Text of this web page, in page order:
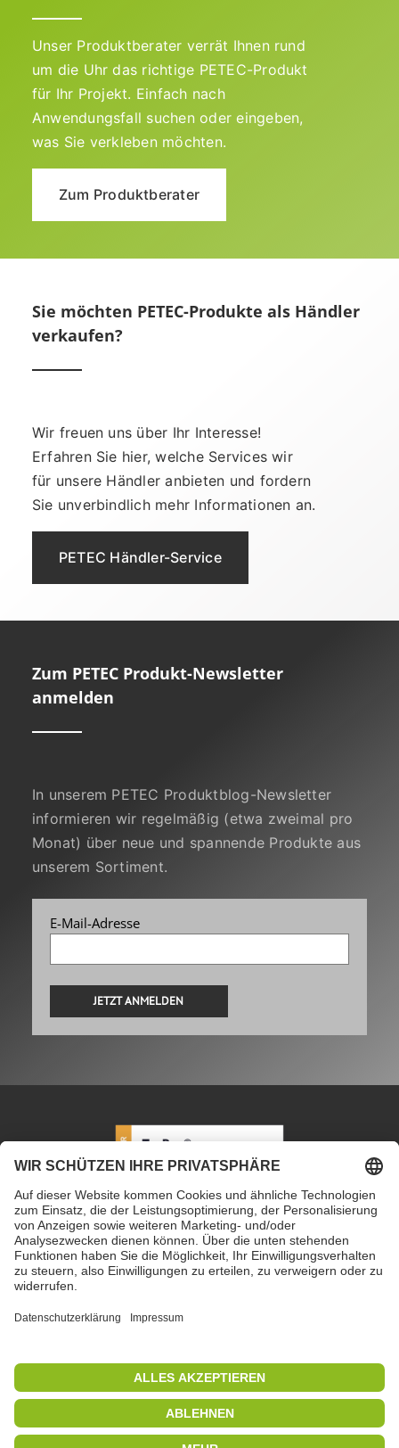
Unser Produktberater verrät Ihnen rund
um die Uhr das richtige PETEC-Produkt
für Ihr Projekt. Einfach nach
Anwendungsfall suchen oder eingeben,
was Sie verkleben möchten.
Zum Produktberater
Sie möchten PETEC-Produkte als Händler
verkaufen?
Wir freuen uns über Ihr Interesse!
Erfahren Sie hier, welche Services wir
für unsere Händler anbieten und fordern
Sie unverbindlich mehr Informationen an.
PETEC Händler-Service
Zum PETEC Produkt-Newsletter
anmelden
In unserem PETEC Produktblog-Newsletter
informieren wir regelmäßig (etwa zweimal pro
Monat) über neue und spannende Produkte aus
unserem Sortiment.
E-Mail-Adresse
PETEC Verbindungstechnik GmbH | Wüstenbuch 26
96132 Schlüsselfeld | Deutschland | +49 9555 80994
0 | info@petec.de
Copyright 2019 | PETEC Verbindungstechnik GmbH